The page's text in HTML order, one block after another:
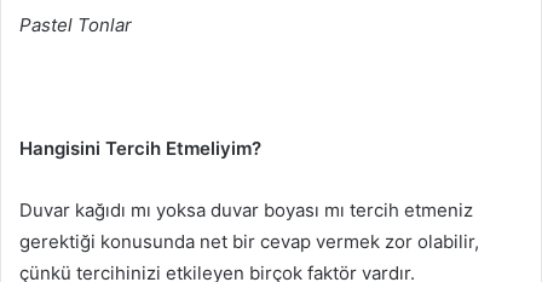
Pastel Tonlar
Hangisini Tercih Etmeliyim?
Duvar kağıdı mı yoksa duvar boyası mı tercih etmeniz
gerektiği konusunda net bir cevap vermek zor olabilir,
çünkü tercihinizi etkileyen birçok faktör vardır.